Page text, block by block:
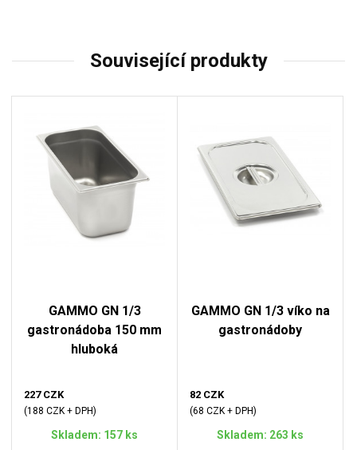
Související produkty
GAMMO GN 1/3
gastronádoba 150 mm
hluboká
227 CZK
(188 CZK + DPH)
Skladem: 157 ks
GAMMO GN 1/3 víko na
gastronádoby
82 CZK
(68 CZK + DPH)
Skladem: 263 ks